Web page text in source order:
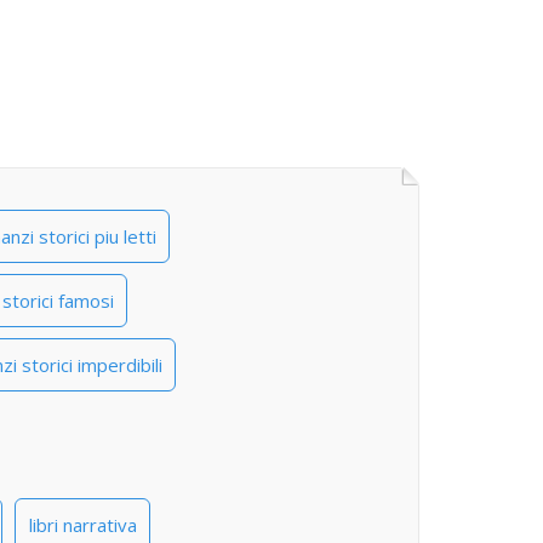
storici piu letti
famosi
storici imperdibili
libri narrativa